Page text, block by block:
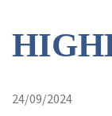
24/09/2024